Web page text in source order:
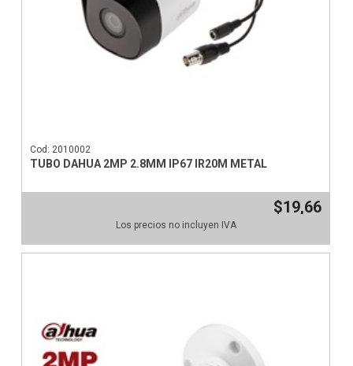
Cod: 2010002
TUBO DAHUA 2MP 2.8MM IP67 IR20M METAL
$19,66
Los precios no incluyen IVA